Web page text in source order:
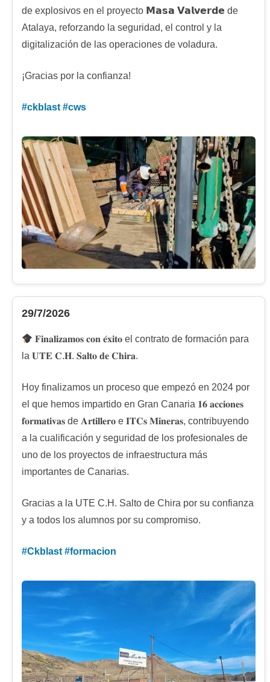
de explosivos en el proyecto 𝗠𝗮𝘀𝗮 𝗩𝗮𝗹𝘃𝗲𝗿𝗱𝗲 de
Atalaya, reforzando la seguridad, el control y la
digitalización de las operaciones de voladura.
¡Gracias por la confianza!
#ckblast #cws
29/7/2026
𝐅𝐢𝐧𝐚𝐥𝐢𝐳𝐚𝐦𝐨𝐬 𝐜𝐨𝐧 𝐞́𝐱𝐢𝐭𝐨 el contrato de formación para
la 𝐔𝐓𝐄 𝐂.𝐇. 𝐒𝐚𝐥𝐭𝐨 𝐝𝐞 𝐂𝐡𝐢𝐫𝐚.
Hoy finalizamos un proceso que empezó en 2024 por
el que hemos impartido en Gran Canaria 𝟏𝟔 𝐚𝐜𝐜𝐢𝐨𝐧𝐞𝐬
𝐟𝐨𝐫𝐦𝐚𝐭𝐢𝐯𝐚𝐬 de 𝐀𝐫𝐭𝐢𝐥𝐥𝐞𝐫𝐨 e 𝐈𝐓𝐂𝐬 𝐌𝐢𝐧𝐞𝐫𝐚𝐬, contribuyendo
a la cualificación y seguridad de los profesionales de
uno de los proyectos de infraestructura más
importantes de Canarias.
Gracias a la UTE C.H. Salto de Chira por su confianza
y a todos los alumnos por su compromiso.
#Ckblast #formacion